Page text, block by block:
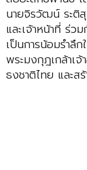
นายจิรวัฒน์ ระติ
และเจ้าหน้าที่ ร่ว
เป็นการน้อมรำลึ
พระมงกุฎเกล้าเ
ธงชาติไทย และส